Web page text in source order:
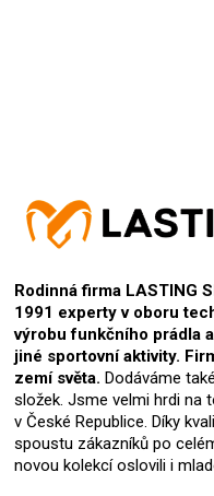
Rodinná firma LASTING
1991 experty v oboru
výrobu funkčního prádla
jiné sportovní aktivity.
zemí světa. Dodáváme
složek. Jsme velmi hrdi na
v České Republice. Díky
spoustu zákazníků po
novou kolekcí oslovili i